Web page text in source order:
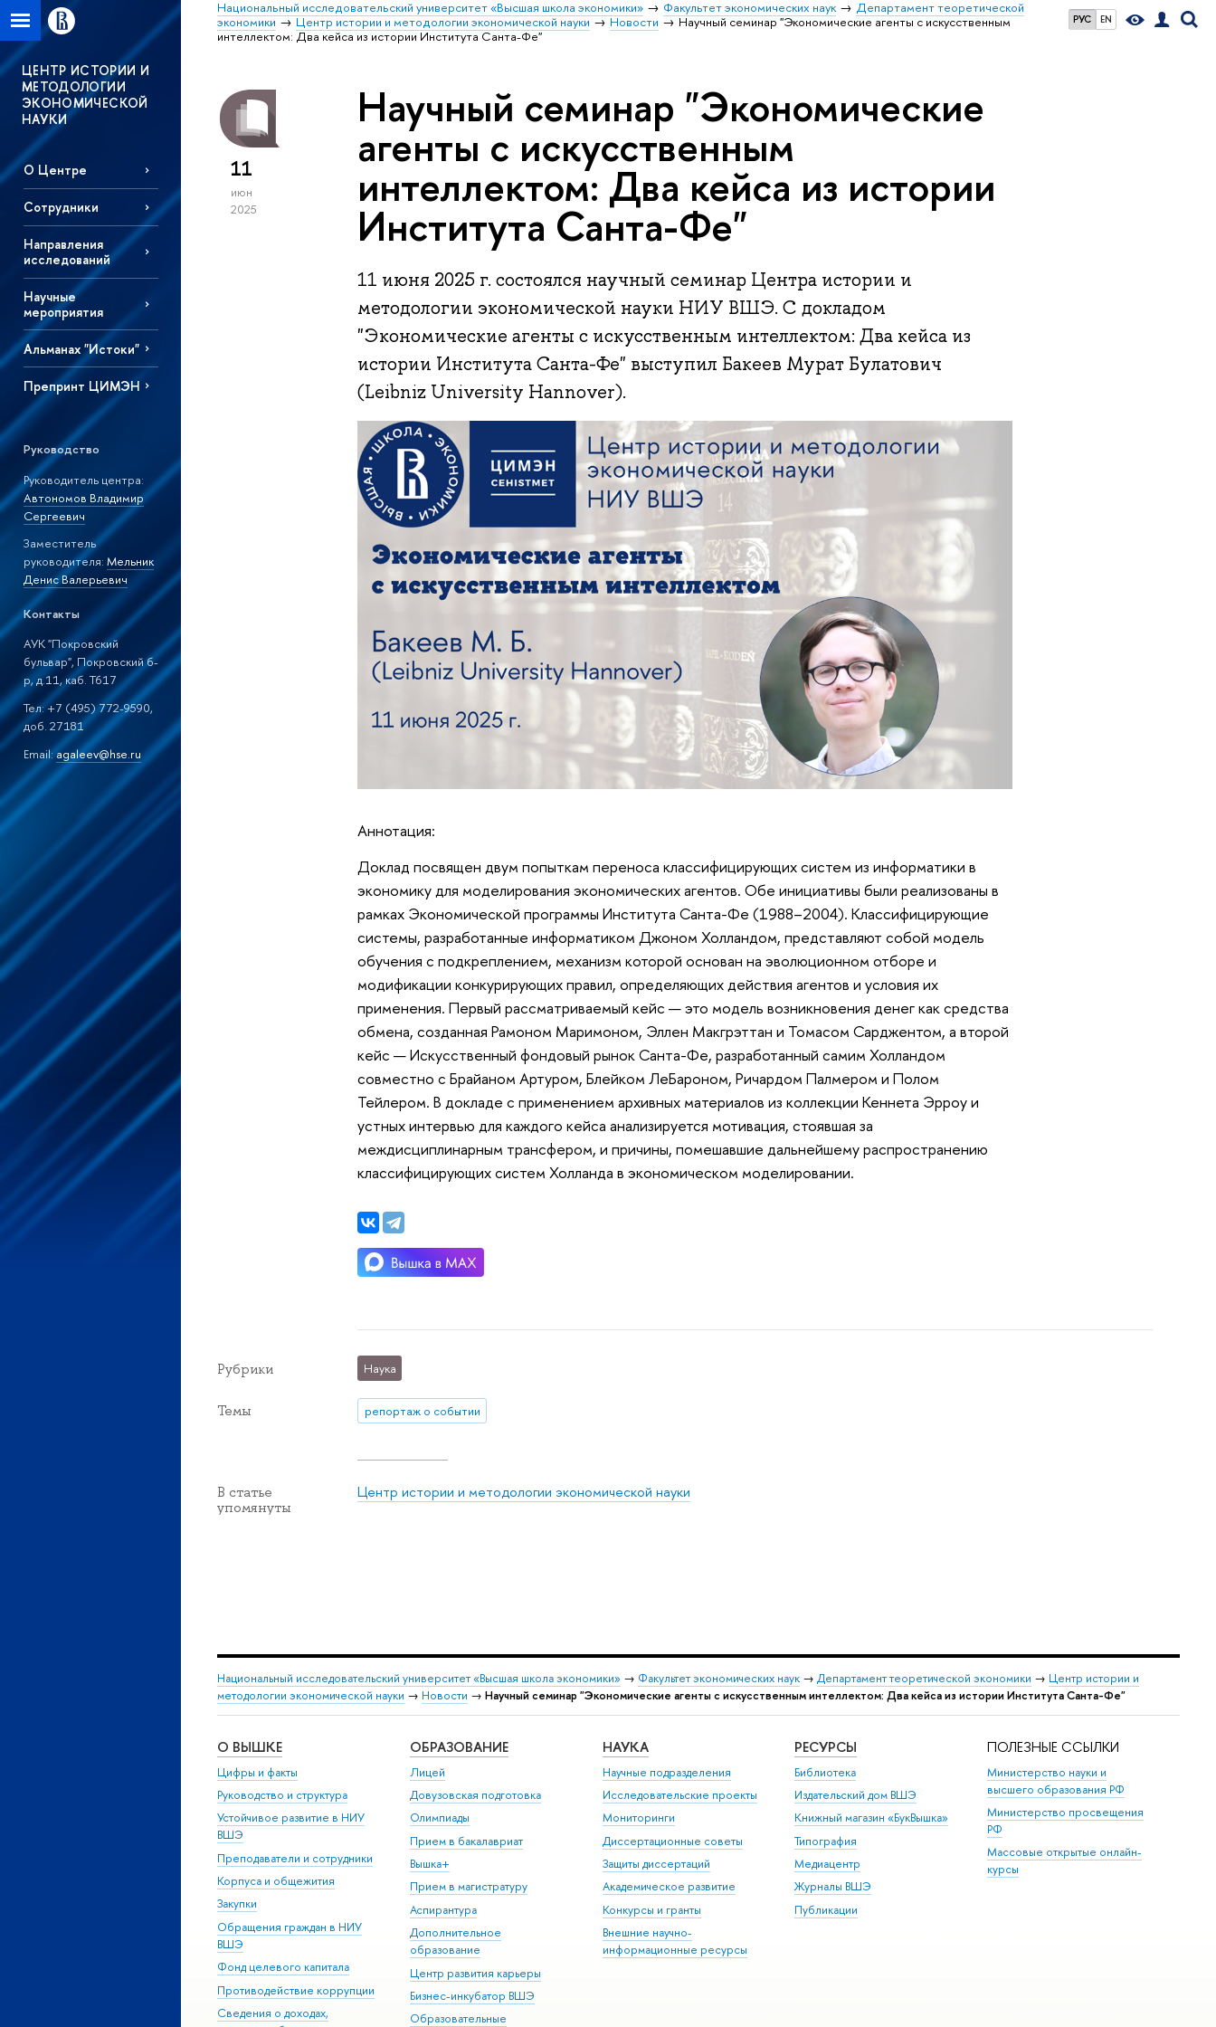
РУС EN
Национальный исследовательский университет «Высшая школа экономики» Факультет экономических наук
Департамент теоретической
экономики
Центр истории и методологии экономической науки Новости
Научный семинар "Экономические агенты с искусственным
интеллектом: Два кейса из истории Института Санта-Фе"
ЦЕНТР ИСТОРИИ И
МЕТОДОЛОГИИ
ЭКОНОМИЧЕСКОЙ
НАУКИ
О Центре
Сотрудники
Направления
исследований
Научные
мероприятия
Альманах "Истоки"
Препринт ЦИМЭН
Руководство
Руководитель центра:
Автономов Владимир
Сергеевич
Заместитель
руководителя: Мельник
Денис Валерьевич
Контакты
АУК "Покровский
бульвар", Покровский б-
р, д.11, каб. T617
Тел: +7 (495) 772-9590,
доб. 27181
Email:agaleev@hse.ru
11
июн
2025
Научный семинар "Экономические
агенты с искусственным
интеллектом: Два кейса из истории
Института Санта-Фе"
11 июня 2025 г. состоялся научный семинар Центра истории и
методологии экономической науки НИУ ВШЭ. С докладом
"Экономические агенты с искусственным интеллектом: Два кейса из
истории Института Санта-Фе" выступил Бакеев Мурат Булатович
(Leibniz University Hannover).
Аннотация:
Доклад посвящен двум попыткам переноса классифицирующих систем из информатики в
экономику для моделирования экономических агентов. Обе инициативы были реализованы в
рамках Экономической программы Института Санта-Фе (1988–2004). Классифицирующие
системы, разработанные информатиком Джоном Холландом, представляют собой модель
обучения с подкреплением, механизм которой основан на эволюционном отборе и
модификации конкурирующих правил, определяющих действия агентов и условия их
применения. Первый рассматриваемый кейс — это модель возникновения денег как средства
обмена, созданная Рамоном Маримоном, Эллен Макгрэттан и Томасом Сарджентом, а второй
кейс — Искусственный фондовый рынок Санта-Фе, разработанный самим Холландом
совместно с Брайаном Артуром, Блейком ЛеБароном, Ричардом Палмером и Полом
Тейлером. В докладе с применением архивных материалов из коллекции Кеннета Эрроу и
устных интервью для каждого кейса анализируется мотивация, стоявшая за
междисциплинарным трансфером, и причины, помешавшие дальнейшему распространению
классифицирующих систем Холланда в экономическом моделировании.
Рубрики Наука
Темы репортаж о событии
В статье
упомянуты
Центр истории и методологии экономической науки
Национальный исследовательский университет «Высшая школа экономики» → Факультет экономических наук → Департамент теоретической экономики → Центр истории и
методологии экономической науки → Новости → Научный семинар "Экономические агенты с искусственным интеллектом: Два кейса из истории Института Санта-Фе"
О ВЫШКЕ
Цифры и факты
Руководство и структура
Устойчивое развитие в НИУ
ВШЭ
Преподаватели и сотрудники
Корпуса и общежития
Закупки
Обращения граждан в НИУ
ВШЭ
Фонд целевого капитала
Противодействие коррупции
Сведения о доходах,
ОБРАЗОВАНИЕ
Лицей
Довузовская подготовка
Олимпиады
Прием в бакалавриат
Вышка+
Прием в магистратуру
Аспирантура
Дополнительное
образование
Центр развития карьеры
Бизнес-инкубатор ВШЭ
Образовательные
НАУКА
Научные подразделения
Исследовательские проекты
Мониторинги
Диссертационные советы
Защиты диссертаций
Академическое развитие
Конкурсы и гранты
Внешние научно-
информационные ресурсы
РЕСУРСЫ
Библиотека
Издательский дом ВШЭ
Книжный магазин «БукВышка»
Типография
Медиацентр
Журналы ВШЭ
Публикации
ПОЛЕЗНЫЕ ССЫЛКИ
Министерство науки и
высшего образования РФ
Министерство просвещения
РФ
Массовые открытые онлайн-
курсы